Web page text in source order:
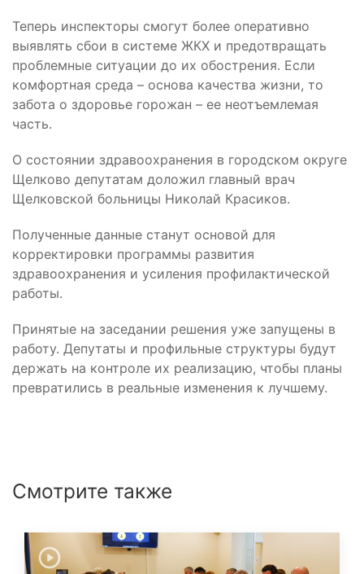
Теперь инспекторы смогут более оперативно
выявлять сбои в системе ЖКХ и предотвращать
проблемные ситуации до их обострения. Если
комфортная среда – основа качества жизни, то
забота о здоровье горожан – ее неотъемлемая
часть.
О состоянии здравоохранения в городском округе
Щелково депутатам доложил главный врач
Щелковской больницы Николай Красиков.
Полученные данные станут основой для
корректировки программы развития
здравоохранения и усиления профилактической
работы.
Принятые на заседании решения уже запущены в
работу. Депутаты и профильные структуры будут
держать на контроле их реализацию, чтобы планы
превратились в реальные изменения к лучшему.
Смотрите также